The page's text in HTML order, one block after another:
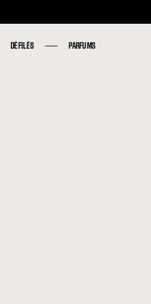
DÉFILÉS PARFUMS
DÉFILÉS PARFUMS